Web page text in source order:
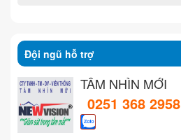
Đội ngũ hỗ trợ
TẦM NHÌN MỚI
0251 368 2958